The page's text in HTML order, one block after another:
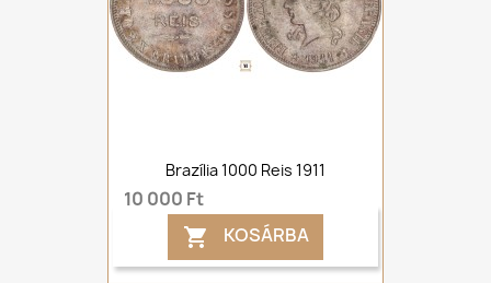
Brazília 1000 Reis 1911
10 000 Ft
 KOSÁRBA